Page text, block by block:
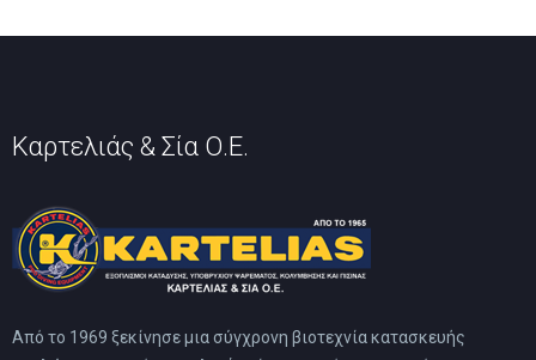
Καρτελιάς & Σία Ο.Ε.
Από το 1969 ξεκίνησε μια σύγχρονη βιοτεχνία κατασκευής